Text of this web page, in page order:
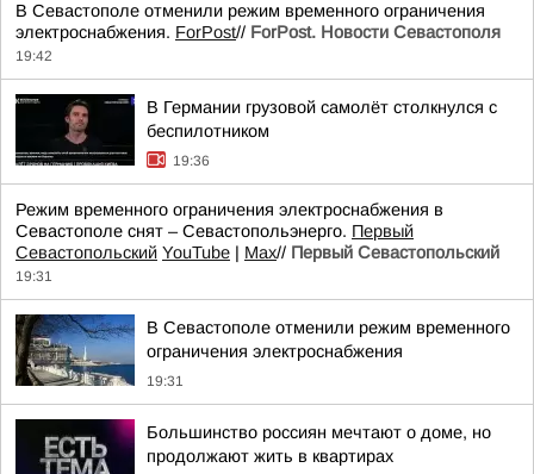
В Севастополе отменили режим временного ограничения
электроснабжения. ForPost// ForPost. Новости Севастополя
19:42
В Германии грузовой самолёт столкнулся с
беспилотником
19:36
Режим временного ограничения электроснабжения в
Севастополе снят – Севастопольэнерго. Первый
Севастопольский YouTube | Max// Первый Севастопольский
19:31
В Севастополе отменили режим временного
ограничения электроснабжения
19:31
Большинство россиян мечтают о доме, но
продолжают жить в квартирах